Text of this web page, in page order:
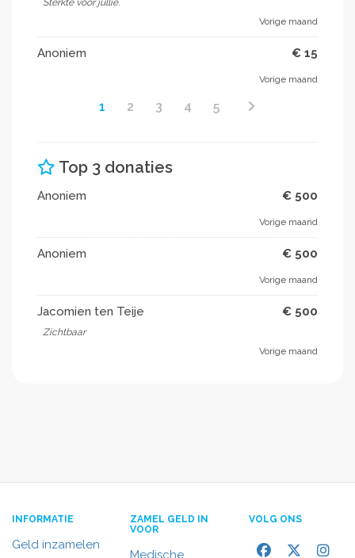
Sterkte voor jullie.
Vorige maand
Anoniem € 15
Vorige maand
1 2 3 4 5
Top 3 donaties
Anoniem € 500
Vorige maand
Anoniem € 500
Vorige maand
Jacomien ten Teije € 500
Zichtbaar
Vorige maand
INFORMATIE
Geld inzamelen
ZAMEL GELD IN
VOOR
Medische
VOLG ONS